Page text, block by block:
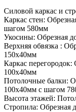
Силовой каркас и
Каркас стен:
шагом 580мм
Укосины: Обрезная
Верхняя обвязка :
150х40мм
Каркас
100х40мм
Потолочные балки:
100х40мм с шагом
Высота этажей:
Стропила: Обрезная